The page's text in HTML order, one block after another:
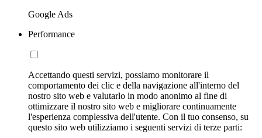
Google Ads
Performance
Accettando questi servizi, possiamo monitorare il
comportamento dei clic e della navigazione all'interno del
nostro sito web e valutarlo in modo anonimo al fine di
ottimizzare il nostro sito web e migliorare continuamente
l'esperienza complessiva dell'utente. Con il tuo consenso, su
questo sito web utilizziamo i seguenti servizi di terze parti: